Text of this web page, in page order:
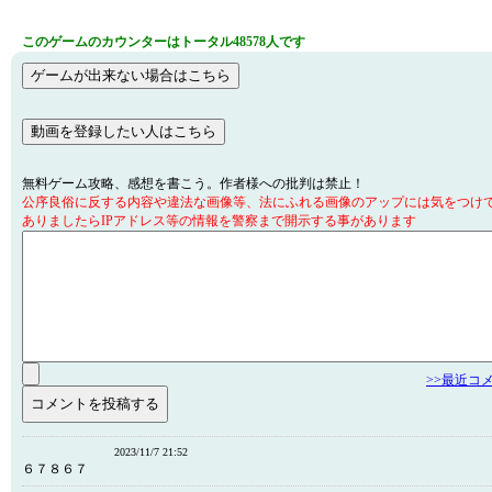
このゲームのカウンターはトータル48578人です
無料ゲーム攻略、感想を書こう。作者様への批判は禁止！
公序良俗に反する内容や違法な画像等、法にふれる画像のアップには気をつけ
ありましたらIPアドレス等の情報を警察まで開示する事があります
>>最近コ
2023/11/7 21:52
６７８６７